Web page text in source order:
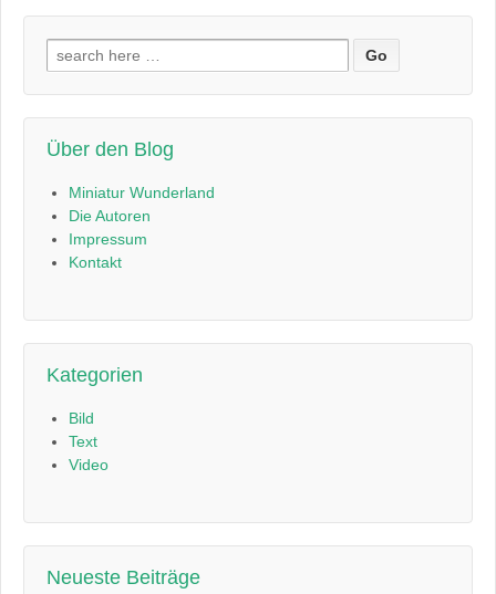
Suchen
nach:
Über den Blog
Miniatur Wunderland
Die Autoren
Impressum
Kontakt
Kategorien
Bild
Text
Video
Neueste Beiträge